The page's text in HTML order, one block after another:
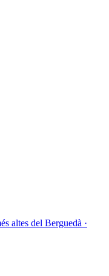
altes del Berguedà ·